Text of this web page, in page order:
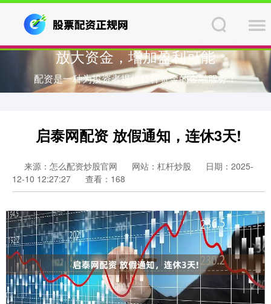
放大资金，增加盈利可能
配资是一种为投资者提供杠杆资金的金融服务！
启泰网配资 放假通知，连休3天!
来源：怎么配资炒股官网 网站：杠杆炒股
日期：2025-
12-10 12:27:27
查看：168